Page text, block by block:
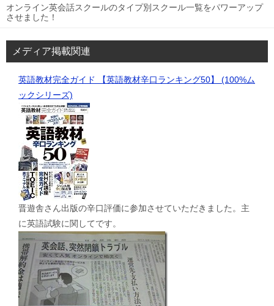
オンライン英会話スクールのタイプ別スクール一覧をパワーアップ
させました！
メディア掲載関連
英語教材完全ガイド 【英語教材辛口ランキング50】 (100%ム
ックシリーズ)
晋遊舎さん出版の辛口評価に参加させていただきました。主
に英語試験に関してです。